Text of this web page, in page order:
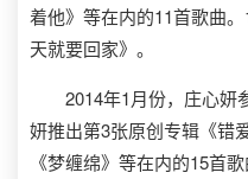
着他》等在内的11首歌曲
天就要回家》。
2014年1月份，庄心妍
妍推出第3张原创专辑《错
《梦缠绵》等在内的15首